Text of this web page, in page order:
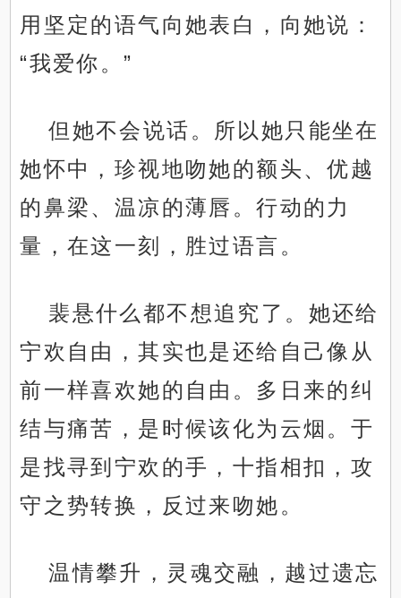
用坚定的语气向她表白，向她说：
“我爱你。”
但她不会说话。所以她只能坐在
她怀中，珍视地吻她的额头、优越
的鼻梁、温凉的薄唇。行动的力
量，在这一刻，胜过语言。
裴悬什么都不想追究了。她还给
宁欢自由，其实也是还给自己像从
前一样喜欢她的自由。多日来的纠
结与痛苦，是时候该化为云烟。于
是找寻到宁欢的手，十指相扣，攻
守之势转换，反过来吻她。
温情攀升，灵魂交融，越过遗忘